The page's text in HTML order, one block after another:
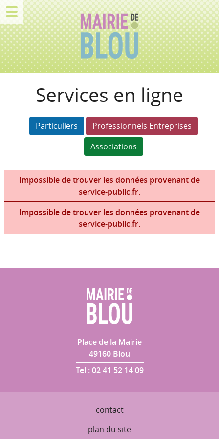
Services en ligne
Particuliers
Professionnels Entreprises
Associations
Impossible de trouver les données provenant de
service-public.fr.
Impossible de trouver les données provenant de
service-public.fr.
Place de la Mairie
49160 Blou
Tel : 02 41 52 14 09
contact
plan du site